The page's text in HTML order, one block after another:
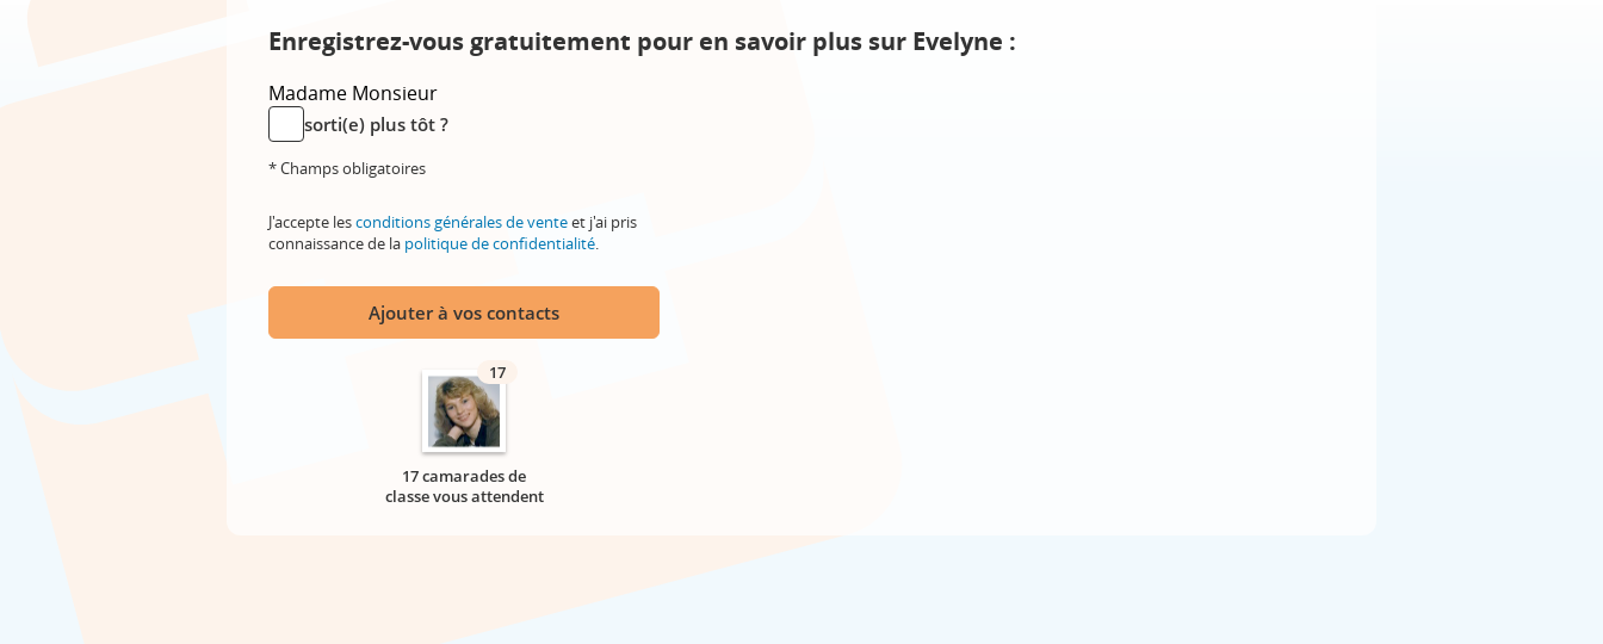
Enregistrez-vous gratuitement pour en savoir plus sur Evelyne :
Madame Monsieur
sorti(e) plus tôt ?
* Champs obligatoires
J'accepte lesconditions générales de venteet j'ai pris
connaissance de la politique de confidentialité.
Ajouter à vos contacts
17
17 camarades de
classe vous attendent